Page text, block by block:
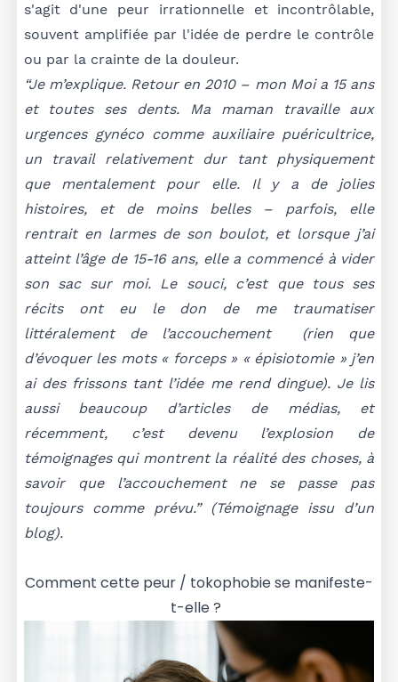
s'agit d'une peur irrationnelle et incontrôlable,
souvent amplifiée par l'idée de perdre le contrôle
ou par la crainte de la douleur.
“Je m’explique. Retour en 2010 – mon Moi a 15 ans
et toutes ses dents. Ma maman travaille aux
urgences gynéco comme auxiliaire puéricultrice,
un travail relativement dur tant physiquement
que mentalement pour elle. Il y a de jolies
histoires, et de moins belles – parfois, elle
rentrait en larmes de son boulot, et lorsque j’ai
atteint l’âge de 15-16 ans, elle a commencé à vider
son sac sur moi. Le souci, c’est que tous ses
récits ont eu le don de me traumatiser
littéralement de l’accouchement (rien que
d’évoquer les mots « forceps » « épisiotomie » j’en
ai des frissons tant l’idée me rend dingue). Je lis
aussi beaucoup d’articles de médias, et
récemment, c’est devenu l’explosion de
témoignages qui montrent la réalité des choses, à
savoir que l’accouchement ne se passe pas
toujours comme prévu.” (Témoignage issu d’un
blog).
Comment cette peur / tokophobie se manifeste-
t-elle ?